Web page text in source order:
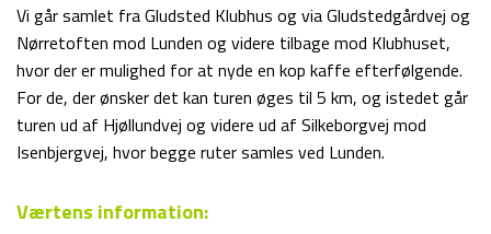
Vi går samlet fra Gludsted Klubhus og via Gludstedgårdvej og
Nørretoften mod Lunden og videre tilbage mod Klubhuset,
hvor der er mulighed for at nyde en kop kaffe efterfølgende.
For de, der ønsker det kan turen øges til 5 km, og istedet går
turen ud af Hjøllundvej og videre ud af Silkeborgvej mod
Isenbjergvej, hvor begge ruter samles ved Lunden.
Værtens information: